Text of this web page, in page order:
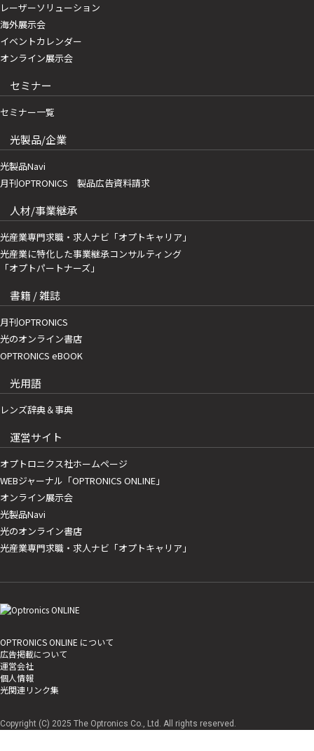
レーザーソリューション
海外展示会
イベントカレンダー
オンライン展示会
セミナー
セミナー一覧
光製品/企業
光製品Navi
月刊OPTRONICS 製品広告資料請求
人材/事業継承
光産業専門求職・求人ナビ「オプトキャリア」
光産業に特化した事業継承コンサルティング
「オプトパートナーズ」
書籍 / 雑誌
月刊OPTRONICS
光のオンライン書店
OPTRONICS eBOOK
光用語
レンズ辞典＆事典
運営サイト
オプトロニクス社ホームページ
WEBジャーナル「OPTRONICS ONLINE」
オンライン展示会
光製品Navi
光のオンライン書店
光産業専門求職・求人ナビ「オプトキャリア」
OPTRONICS ONLINE について
広告掲載について
運営会社
個人情報
光関連リンク集
Copyright (C) 2025 The Optronics Co., Ltd. All rights reserved.